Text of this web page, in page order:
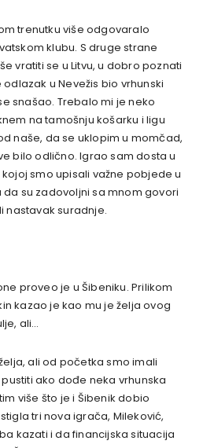
trenutku više odgovaralo
klubu. S druge strane
vratiti se u Litvu, u dobro poznati
u Nevežis bio vrhunski
snašao. Trebalo mi je neko
na tamošnju košarku i ligu
naše, da se uklopim u momčad,
bilo odlično. Igrao sam dosta u
smo upisali važne pobjede u
su zadovoljni sa mnom govori
nastavak suradnje.
proveo je u Šibeniku. Prilikom
kazao je kao mu je želja ovog
ali…
ali od početka smo imali
ako dođe neka vrhunska
više što je i Šibenik dobio
tri nova igrača, Mileković,
kazati i da financijska situacija